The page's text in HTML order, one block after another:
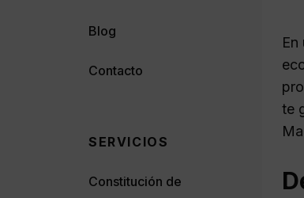
te
Blog
Contacto
SERVICIOS
Constitución de